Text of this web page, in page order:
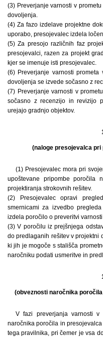
(3) Preverjanje varnosti v
dovoljenja.
(4) Za fazo izdelave projektne
uporabo, presojevalec izdela
(5) Za presojo različnih faz
presojevalci, razen za projekt
kjer se imenuje isti presojevalec.
(6) Preverjanje varnosti
dovoljenja se izvede sočasno z
(7) Preverjanje varnosti v
sočasno z recenzijo in revizijo
urejajo gradnjo objektov.
(naloge presojevalca
(1) Presojevalec mora pri
upoštevane pripombe poročila
projektiranja strokovnih rešitev.
(2) Presojevalec opravi
smernicami za izvedbo
izdela poročilo o preveritvi varnosti
(3) V poročilu iz prejšnjega
do predlaganih rešitev v projektni
ki jih je mogoče s stališča
naročniku podati usmeritve in
(obveznosti naročnika
V fazi preverjanja varnosti v
naročnika poročila in
tega pravilnika, pri čemer je vsa